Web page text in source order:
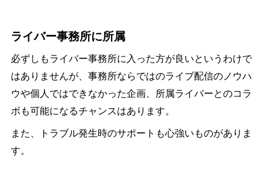
ライバー事務所に所属
必ずしもライバー事務所に入った方が良いというわけで
はありませんが、事務所ならではのライブ配信のノウハ
ウや個人ではできなかった企画、所属ライバーとのコラ
ボも可能になるチャンスはあります。
また、トラブル発生時のサポートも心強いものがありま
す。